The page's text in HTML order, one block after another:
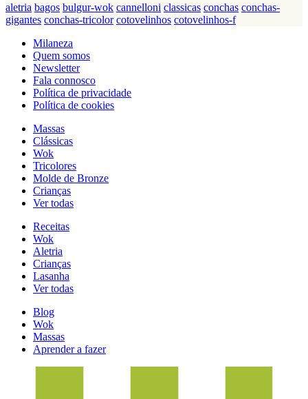
aletria bagos bulgur-wok cannelloni classicas conchas conchas-
gigantes conchas-tricolor cotovelinhos cotovelinhos-f
Milaneza
Quem somos
Newsletter
Fala connosco
Política de privacidade
Política de cookies
Massas
Clássicas
Wok
Tricolores
Molde de Bronze
Crianças
Ver todas
Receitas
Wok
Aletria
Crianças
Lasanha
Ver todas
Blog
Wok
Massas
Aprender a fazer